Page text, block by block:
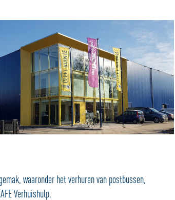
waaronder het verhuren van postbussen,
Verhuishulp.